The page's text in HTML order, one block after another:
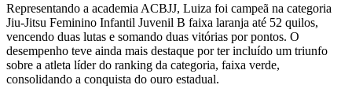
Representando a academia ACBJJ, Luiza foi campeã na categoria
Jiu-Jitsu Feminino Infantil Juvenil B faixa laranja até 52 quilos,
vencendo duas lutas e somando duas vitórias por pontos. O
desempenho teve ainda mais destaque por ter incluído um triunfo
sobre a atleta líder do ranking da categoria, faixa verde,
consolidando a conquista do ouro estadual.